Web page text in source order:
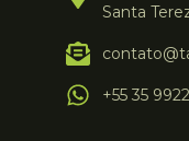
Santa
+55 35